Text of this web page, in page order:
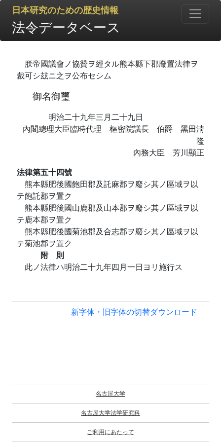
日本研究のための歴史情報
法令データベース
朕帝國議會ノ協贊ヲ經タル熊本縣下郡廢置法律ヲ
裁可シ玆ニ之ヲ公布セシム
御名御璽
明治二十九年三月二十九日
內閣總理大臣臨時代理 樞密院議長 伯爵 黑田淸
隆
內務大臣 芳川顯正
法律第五十四號
熊本縣肥後國飽田郡及託麻郡ヲ廢シ其ノ區域ヲ以
テ飽託郡ヲ置ク
熊本縣肥後國山鹿郡及山本郡ヲ廢シ其ノ區域ヲ以
テ鹿本郡ヲ置ク
熊本縣肥後國菊池郡及合志郡ヲ廢シ其ノ區域ヲ以
テ菊池郡ヲ置ク
附 則
此ノ法律ハ明治二十九年四月一日ヨリ施行ス
新字体・旧字体の切替ダウンロード
名古屋大学
名古屋大学法学研究科
ご利用にあたって